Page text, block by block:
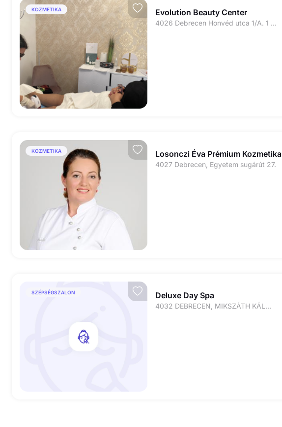
KOZMETIKA Evolution Beauty Center
4026 Debrecen Honvéd utca 1/A. 1 emelet 1 ajtó
KOZMETIKA Losonczi Éva Prémium Kozmetika
4027 Debrecen, Egyetem sugárút 27.
SZÉPSÉGSZALON Deluxe Day Spa
4032 DEBRECEN, MIKSZÁTH KÁLMÁN UTCA 5F